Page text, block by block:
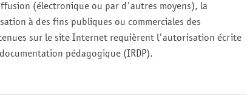
(électronique ou par d'autres moyens), la
à des fins publiques ou commerciales des
sur le site Internet requièrent l'autorisation écrite
pédagogique (IRDP).